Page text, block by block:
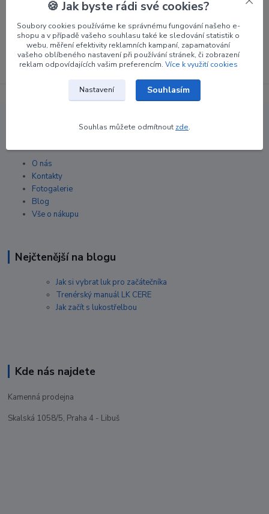
Přihlásit se
Souhlasím sezpracováním osobních údajůza účelem rozesílky newsletteru.
Můžete se kdykoli odhlásit. Zasíláme jednou za 14 dní.
O nás
Kontakty
Fotogalerie
Blog
Vše o nákupu
Nejčtenější na blogu
Jak si vybrat luk pro začátečníka
Trenérský manuál LK CERE
Jak začít s lukostřelbou
Kde nás najdete
Kamenná prodejna
Skalská 1058/5, Praha 4 - Libuš
🍪 Jak byste rádi své cookies?
Soubory cookies používáme ke správnému fungování našeho e-
shopu a v případě vašeho souhlasu také ke sledování statistik o
webu, měření efektivity reklamních kampaní, zapamatování
vašeho oblíbeného nastavení při používání stránek, či zobrazení
reklam odpovídajících vašim preferencím. Více k využití cookies
Nastavení Souhlasím
Souhlas můžete odmítnout zde.